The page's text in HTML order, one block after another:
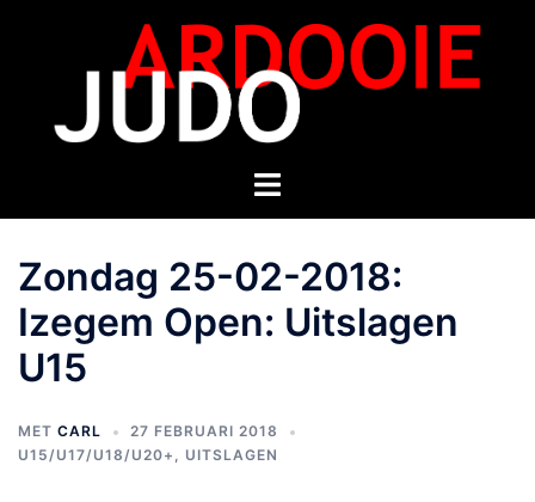
Zondag 25-02-2018:
Izegem Open: Uitslagen
U15
MET CARL
27 FEBRUARI 2018
U15/U17/U18/U20+ , UITSLAGEN